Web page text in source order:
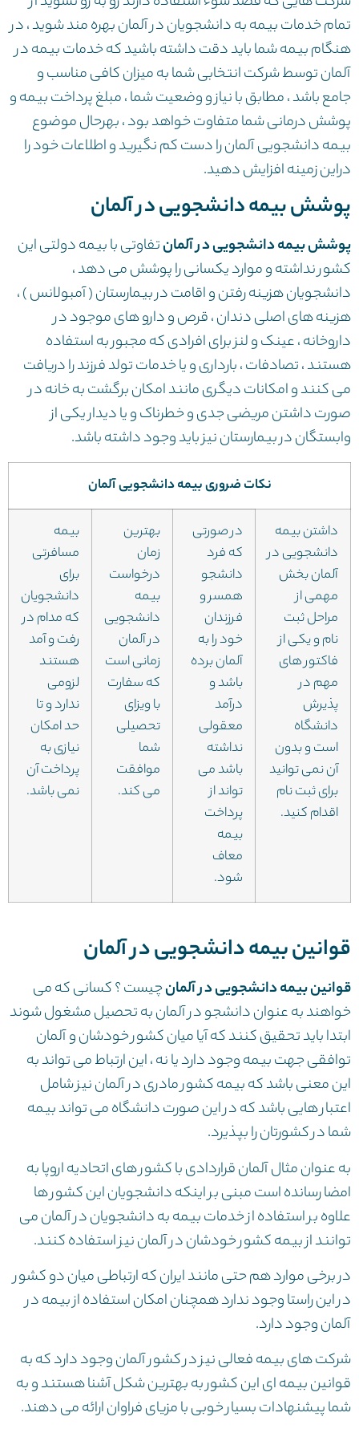
تمام خدمات بیمه به دانشجویان در آلمان بهره مند شوید ، در
هنگام بیمه شما باید دقت داشته باشید که خدمات بیمه در
آلمان توسط شرکت انتخابی شما به میزان کافی مناسب و
جامع باشد ، مطابق با نیاز و وضعیت شما ، مبلغ پرداخت بیمه و
پوشش درمانی شما متفاوت خواهد بود ، بهرحال موضوع
بیمه دانشجویی آلمان را دست کم نگیرید و اطلاعات خود را
دراین زمینه افزایش دهید.
پوشش بیمه دانشجویی در آلمان
پوشش بیمه دانشجویی در آلمانتفاوتی با بیمه دولتی این
کشور نداشته و موارد یکسانی را پوشش می دهد ،
دانشجویان هزینه رفتن و اقامت در بیمارستان ( آمبولانس ) ،
هزینه های اصلی دندان ، قرص و دارو های موجود در
داروخانه ، عینک و لنز برای افرادی که مجبور به استفاده
هستند ، تصادفات ، بارداری و یا خدمات تولد فرزند را دریافت
می کنند و امکانات دیگری مانند امکان برگشت به خانه در
صورت داشتن مریضی جدی و خطرناک و یا دیدار یکی از
وابستگان در بیمارستان نیز باید وجود داشته باشد.
نکات ضروری بیمه دانشجویی آلمان
داشتن بیمه
دانشجویی در
آلمان بخش
مهمی از
مراحل ثبت
نام و یکی از
فاکتور های
مهم در
پذیرش
دانشگاه
است و بدون
آن نمی توانید
برای ثبت نام
اقدام کنید.
در صورتی
که فرد
دانشجو
همسر و
فرزندان
خود را به
آلمان برده
باشد و
درآمد
معقولی
نداشته
باشد می
تواند از
پرداخت
بیمه
معاف
شود.
بهترین
زمان
درخواست
بیمه
دانشجویی
در آلمان
زمانی است
که سفارت
با ویزای
تحصیلی
شما
موافقت
می کند.
بیمه
مسافرتی
برای
دانشجویان
که مدام در
رفت و آمد
هستند
لزومی
ندارد و تا
حد امکان
نیازی به
پرداخت آن
نمی باشد.
قوانین بیمه دانشجویی در آلمان
قوانین بیمه دانشجویی در آلمانچیست ؟ کسانی که می
خواهند به عنوان دانشجو در آلمان به تحصیل مشغول شوند
ابتدا باید تحقیق کنند که آیا میان کشور خودشان و آلمان
توافقی جهت بیمه وجود دارد یا نه ، این ارتباط می تواند به
این معنی باشد که بیمه کشور مادری در آلمان نیز شامل
اعتبار هایی باشد که در این صورت دانشگاه می تواند بیمه
شما در کشورتان را بپذیرد.
به عنوان مثال آلمان قراردادی با کشور های اتحادیه اروپا به
امضا رسانده است مبنی بر اینکه دانشجویان این کشور ها
علاوه بر استفاده از خدمات بیمه به دانشجویان در آلمان می
توانند از بیمه کشور خودشان در آلمان نیز استفاده کنند.
در برخی موارد هم حتی مانند ایران که ارتباطی میان دو کشور
در این راستا وجود ندارد همچنان امکان استفاده از بیمه در
آلمان وجود دارد.
شرکت های بیمه فعالی نیز در کشور آلمان وجود دارد که به
قوانین بیمه ای این کشور به بهترین شکل آشنا هستند و به
شما پیشنهادات بسیار خوبی با مزیای فراوان ارائه می دهند.